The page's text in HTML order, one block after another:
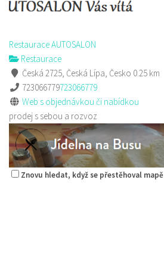
Restaurace AUTOSALON
Restaurace
Česká 2725, Česká Lípa, Česko 0.25 km
723066779723066779
Web s objednávkou či nabídkou
prodej s sebou a rozvoz
Znovu hledat, když se přestěhoval mapě